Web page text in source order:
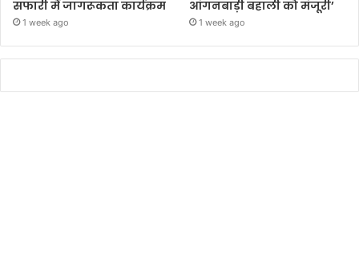
सफारी में जागरूकता कार्यक्रम
1 week ago
आंगनबाड़ी बहाली को मंजूरी’
1 week ago